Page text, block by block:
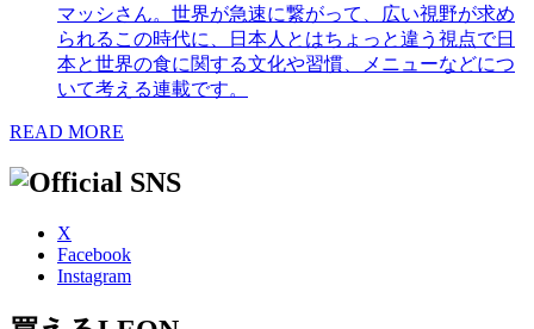
マッシさん。世界が急速に繋がって、広い視野が求め
られるこの時代に、日本人とはちょっと違う視点で日
本と世界の食に関する文化や習慣、メニューなどにつ
いて考える連載です。
READ MORE
X
Facebook
Instagram